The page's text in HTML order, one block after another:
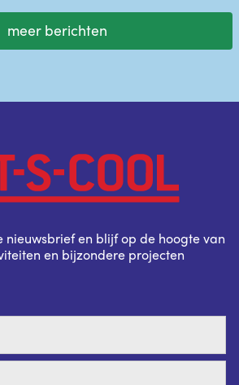
meer berichten
nieuwsbrief en blijf op de hoogte van
en bijzondere projecten